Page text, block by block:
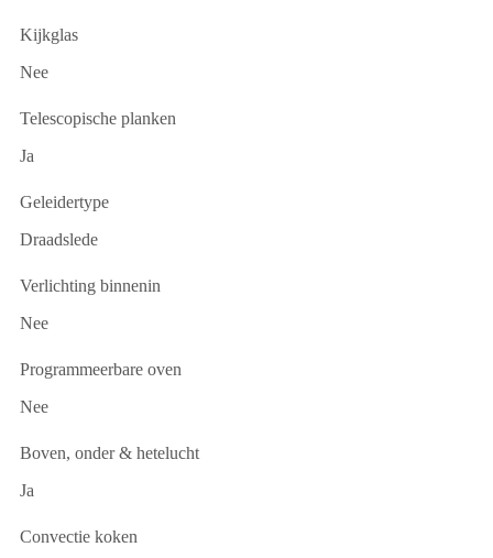
Kijkglas
Nee
Telescopische planken
Ja
Geleidertype
Draadslede
Verlichting binnenin
Nee
Programmeerbare oven
Nee
Boven, onder & hetelucht
Ja
Convectie koken